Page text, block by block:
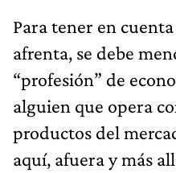
Para tener en
afrenta, se debe
“profesión” de
alguien que opera
productos del
aquí, afuera y más